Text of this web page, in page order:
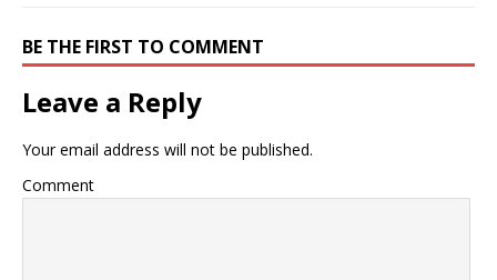
BE THE FIRST TO COMMENT
Leave a Reply
Your email address will not be published.
Comment